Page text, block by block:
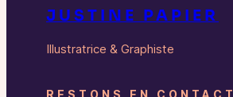
JUSTINE PAPIER
Illustratrice & Graphiste
RESTONS EN CONTACT